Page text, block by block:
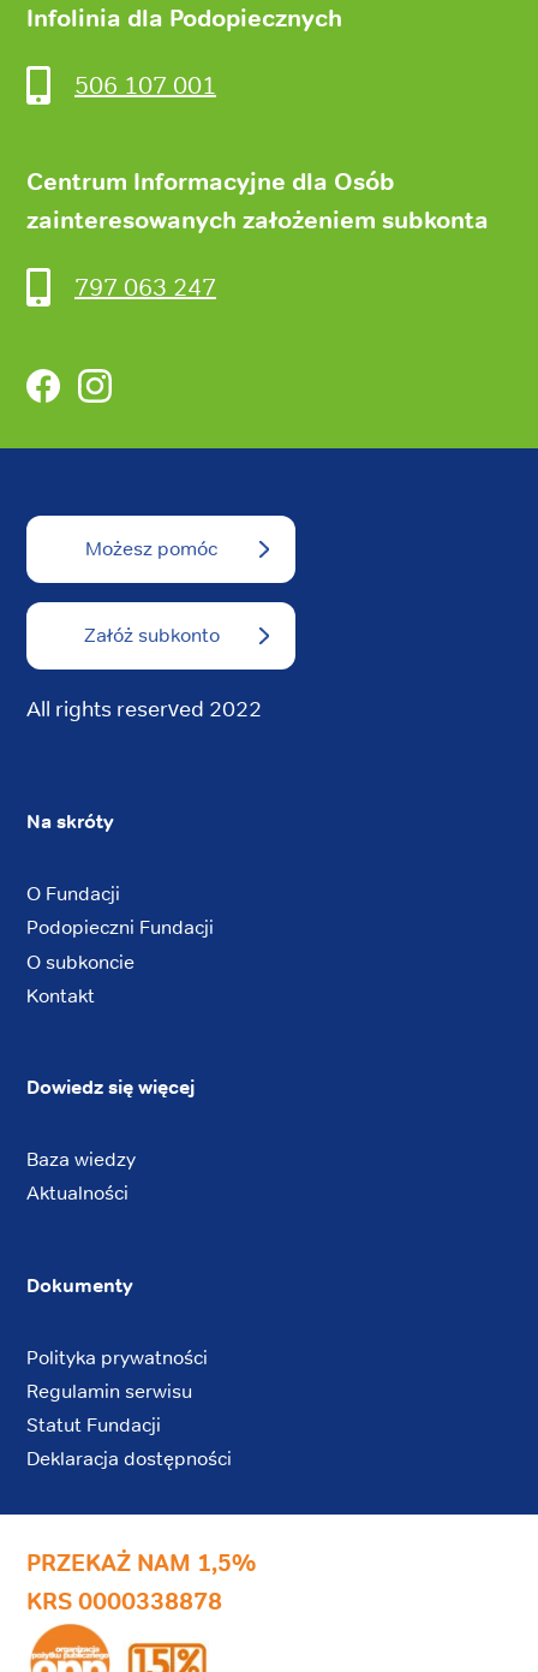
Infolinia dla Podopiecznych
506 107 001
Centrum Informacyjne dla Osób
zainteresowanych założeniem subkonta
797 063 247
FacebookInstagram
Możesz pomóc
Załóż subkonto
All rights reserved 2022
Na skróty
O Fundacji
Podopieczni Fundacji
O subkoncie
Kontakt
Dowiedz się więcej
Baza wiedzy
Aktualności
Dokumenty
Polityka prywatności
Regulamin serwisu
Statut Fundacji
Deklaracja dostępności
PRZEKAŻ NAM 1,5%
KRS 0000338878